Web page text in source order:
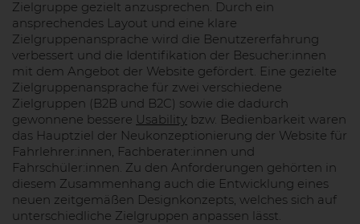
Zielgruppe gezielt anzusprechen. Durch ein
ansprechendes Layout und eine klare
Zielgruppenansprache wird die Benutzererfahrung
verbessert und die Identifikation der Besucher:innen
mit dem Angebot der Website gefördert. Eine gezielte
Zielgruppenansprache für zwei verschiedene
Zielgruppen (B2B und B2C) sowie die dadurch
gewonnene bessere Usability bzw. Bedienbarkeit waren
das Hauptziel der Neukonzeptionierung der Website für
Fahrlehrer:innen, Fachberater:innen und
Fahrschüler:innen. Zu den Anforderungen gehörten in
diesem Zusammenhang auch die Entwicklung eines
neuen zeitgemäßen Designkonzepts, welches sich auf
unterschiedliche Zielgruppen anpassen lässt.